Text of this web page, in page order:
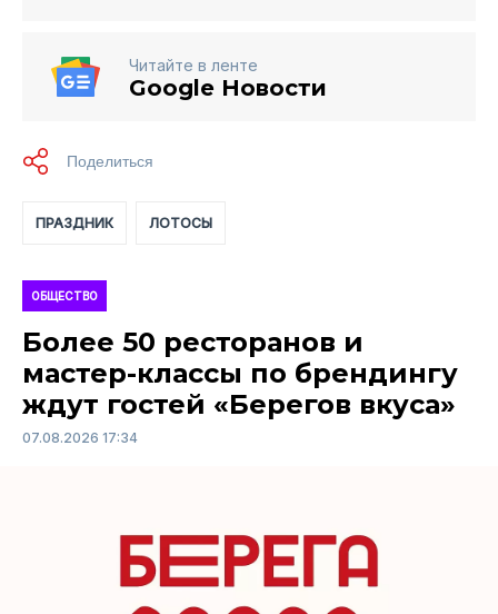
Читайте в ленте
Google Новости
ПРАЗДНИК ЛОТОСЫ
ОБЩЕСТВО
Более 50 ресторанов и
мастер-классы по брендингу
ждут гостей «Берегов вкуса»
07.08.2026 17:34